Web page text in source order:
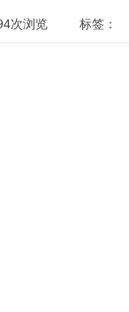
次浏览 标签：